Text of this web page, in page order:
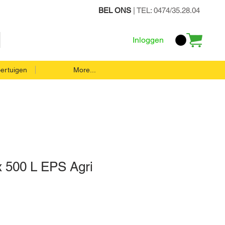
BEL ONS | TEL: 0474/35.28.04
Inloggen
More...
500 L EPS Agri